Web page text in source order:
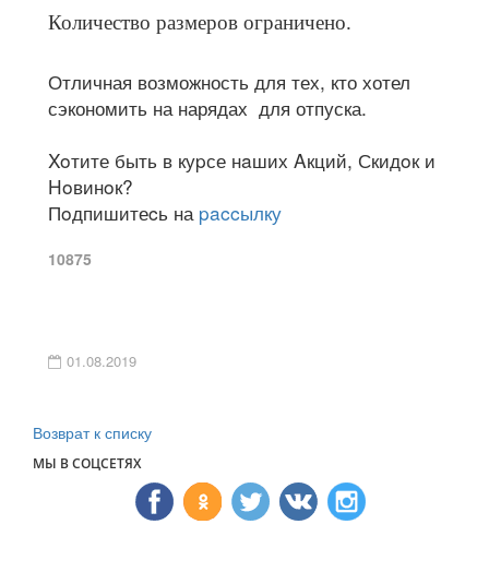
Количество размеров ограничено.
Отличная возможность для тех, кто хотел
сэкономить на нарядах для отпуска.
Xoтите быть в куpсе нaших Aкций, Скидoк и
Hoвинoк?
Пoдпишитеcь на paccылку
10875
01.08.2019
Возврат к списку
МЫ В СОЦСЕТЯХ